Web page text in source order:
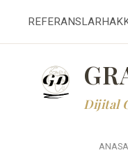
REFERANSLAR
Dijital